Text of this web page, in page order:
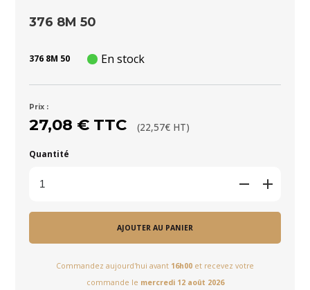
376 8M 50
376 8M 50 En stock
Prix :
27,08 € TTC (22,57€ HT)
Quantité
AJOUTER AU PANIER
Commandez aujourd'hui avant 16h00 et recevez votre
commande le mercredi 12 août 2026